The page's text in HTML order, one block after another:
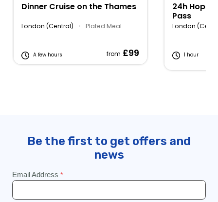
Dinner Cruise on the Thames
London (Central) • Plated Meal
A few hours from £99
24h Hop-
Pass
London
1 hour